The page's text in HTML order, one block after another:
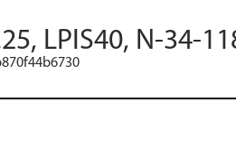
LPIS40, N-34-